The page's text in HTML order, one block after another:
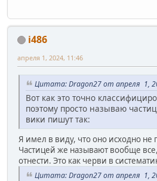
i486
апреля 1, 2024, 11:46
Цитата: Dragon27 от апреля 1,
Вот как это точно
поэтому просто называю
вики пишут так:
Я имел в виду, что оно исходно не
Частицей же называют вообще
отнести. Это как черви в
Цитата: Dragon27 от апреля 1,